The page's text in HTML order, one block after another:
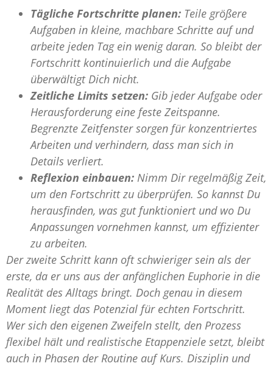
Tägliche Fortschritte planen: Teile größere
Aufgaben in kleine, machbare Schritte auf und
arbeite jeden Tag ein wenig daran. So bleibt der
Fortschritt kontinuierlich und die Aufgabe
überwältigt Dich nicht.
Zeitliche Limits setzen: Gib jeder Aufgabe oder
Herausforderung eine feste Zeitspanne.
Begrenzte Zeitfenster sorgen für konzentriertes
Arbeiten und verhindern, dass man sich in
Details verliert.
Reflexion einbauen: Nimm Dir regelmäßig Zeit,
um den Fortschritt zu überprüfen. So kannst Du
herausfinden, was gut funktioniert und wo Du
Anpassungen vornehmen kannst, um effizienter
zu arbeiten.
Der zweite Schritt kann oft schwieriger sein als der
erste, da er uns aus der anfänglichen Euphorie in die
Realität des Alltags bringt. Doch genau in diesem
Moment liegt das Potenzial für echten Fortschritt.
Wer sich den eigenen Zweifeln stellt, den Prozess
flexibel hält und realistische Etappenziele setzt, bleibt
auch in Phasen der Routine auf Kurs. Disziplin und